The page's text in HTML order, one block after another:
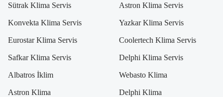
Sütrak Klima Servis Astron Klima Servis
Konvekta Klima Servis Yazkar Klima Servis
Eurostar Klima Servis Coolertech Klima Servis
Safkar Klima Servis Delphi Klima Servis
Albatros İklim Webasto Klima
Astron Klima Delphi Klima